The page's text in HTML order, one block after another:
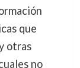
que
otras
no